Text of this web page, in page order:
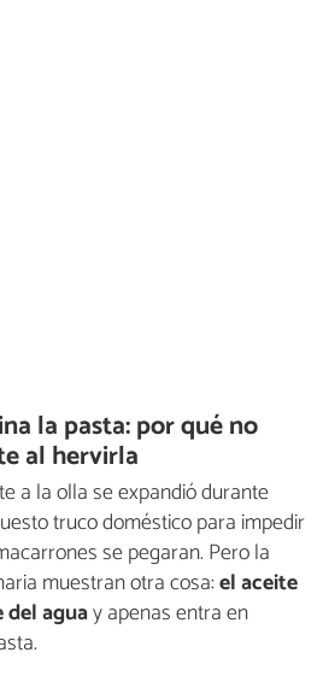
la pasta: por qué no
al hervirla
a la olla se expandió durante
truco doméstico para impedir
se pegaran. Pero la
muestran otra cosa:el aceite
aguay apenas entra en